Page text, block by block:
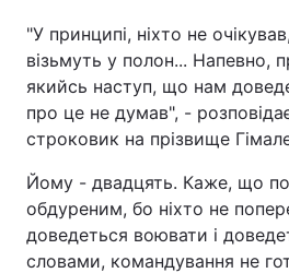
"У принципі, ніхто не
візьмуть у полон... Напевно,
якийсь наступ, що нам
про це не думав", -
строковик на прізвище
Йому - двадцять. Каже, що
обдуреним, бо ніхто не
доведеться воювати і
словами, командування не